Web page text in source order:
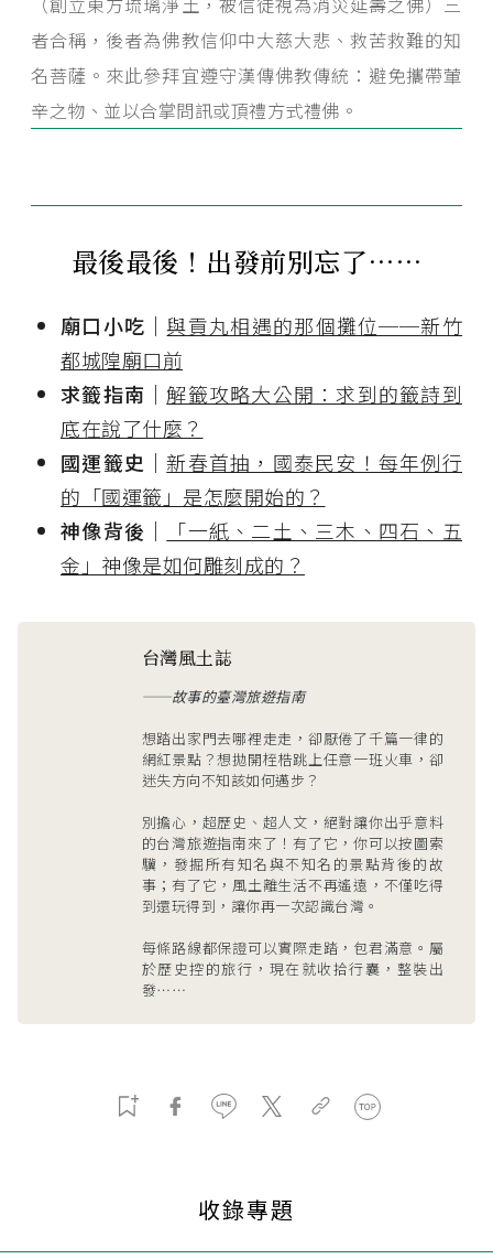
者合稱，後者為佛教信仰中大慈大悲、救苦救難的知
名菩薩。來此參拜宜遵守漢傳佛教傳統：避免攜帶葷
辛之物、並以合掌問訊或頂禮方式禮佛。
最後最後！出發前別忘了⋯⋯
廟口小吃｜與貢丸相遇的那個攤位──新竹
都城隍廟口前
求籤指南｜解籤攻略大公開：求到的籤詩到
底在說了什麼？
國運籤史｜ 新春首抽，國泰民安！每年例行
的「國運籤」是怎麼開始的？
神像背後｜
「一紙、二土、三木、四石、五
金」神像是如何雕刻成的？
台灣風土誌
──故事的臺灣旅遊指南
想踏出家門去哪裡走走，卻厭倦了千篇一律的
網紅景點？想拋開桎梏跳上任意一班火車，卻
迷失方向不知該如何邁步？
別擔心，超歷史、超人文，絕對讓你出乎意料
的台灣旅遊指南來了！有了它，你可以按圖索
驥，發掘所有知名與不知名的景點背後的故
事；有了它，風土離生活不再遙遠，不僅吃得
到還玩得到，讓你再一次認識台灣。
每條路線都保證可以實際走踏，包君滿意。屬
於歷史控的旅行，現在就收拾行囊，整裝出
發⋯⋯
收錄專題